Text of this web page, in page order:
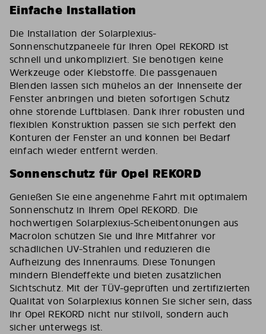
Einfache Installation
Die Installation der Solarplexius-
Sonnenschutzpaneele für Ihren Opel REKORD ist
schnell und unkompliziert. Sie benötigen keine
Werkzeuge oder Klebstoffe. Die passgenauen
Blenden lassen sich mühelos an der Innenseite der
Fenster anbringen und bieten sofortigen Schutz
ohne störende Luftblasen. Dank ihrer robusten und
flexiblen Konstruktion passen sie sich perfekt den
Konturen der Fenster an und können bei Bedarf
einfach wieder entfernt werden.
Sonnenschutz für Opel REKORD
Genießen Sie eine angenehme Fahrt mit optimalem
Sonnenschutz in Ihrem Opel REKORD. Die
hochwertigen Solarplexius-Scheibentönungen aus
Macrolon schützen Sie und Ihre Mitfahrer vor
schädlichen UV-Strahlen und reduzieren die
Aufheizung des Innenraums. Diese Tönungen
mindern Blendeffekte und bieten zusätzlichen
Sichtschutz. Mit der TÜV-geprüften und zertifizierten
Qualität von Solarplexius können Sie sicher sein, dass
Ihr Opel REKORD nicht nur stilvoll, sondern auch
sicher unterwegs ist.